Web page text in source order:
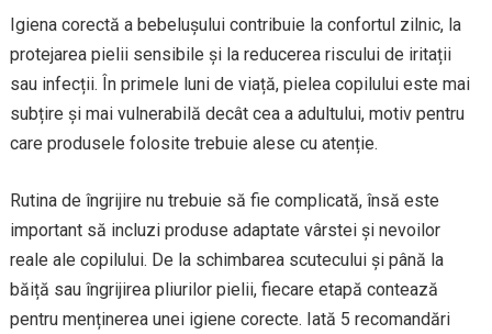
Igiena corectă a bebelușului contribuie la confortul zilnic, la
protejarea pielii sensibile și la reducerea riscului de iritații
sau infecții. În primele luni de viață, pielea copilului este mai
subțire și mai vulnerabilă decât cea a adultului, motiv pentru
care produsele folosite trebuie alese cu atenție.
Rutina de îngrijire nu trebuie să fie complicată, însă este
important să incluzi produse adaptate vârstei și nevoilor
reale ale copilului. De la schimbarea scutecului și până la
băiță sau îngrijirea pliurilor pielii, fiecare etapă contează
pentru menținerea unei igiene corecte. Iată 5 recomandări